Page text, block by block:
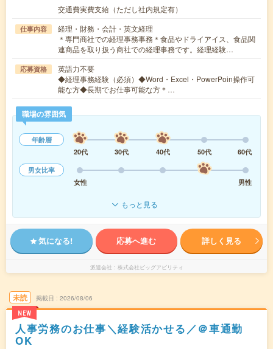
交通費実費支給（ただし社内規定有）
仕事内容
経理・財務・会計・英文経理
＊専門商社での経理事務事務＊食品やドライアイス、食品関
連商品を取り扱う商社での経理事務です。経理経験…
応募資格
英語力不要
◆経理事務経験（必須）◆Word・Excel・PowerPoin操作可
能な方◆長期でお仕事可能な方＊…
職場の雰囲気
年齢層
20代
30代 40代 50代
60代
男女比率
女性
男性
もっと見る
気になる! 応募へ進む 詳しく見る
派遣会社 株式会社ビッグアビリティ
未読
NEW
掲載日 2026/08/06
人事労務のお仕事＼経験活かせる／＠車通勤
OK